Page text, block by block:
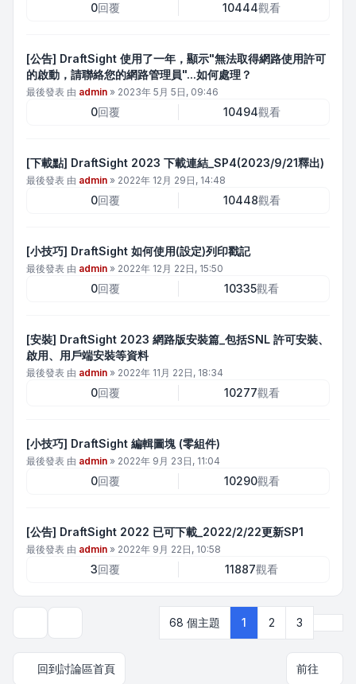
0回覆 10444觀看
[公告] DraftSight 使用了一年，顯示"無法取得網路使用許可
的啟動，請聯絡您的網路管理員"...如何處理？
最後發表 由 admin » 2023年 5月 5日, 09:46
0回覆 10494觀看
[下載點] DraftSight 2023 下載連結_SP4(2023/9/21釋出)
最後發表 由 admin » 2022年 12月 29日, 14:48
0回覆 10448觀看
[小技巧] DraftSight 如何使用(設定)列印戳記
最後發表 由 admin » 2022年 12月 22日, 15:50
0回覆 10335觀看
[安裝] DraftSight 2023 網路版安裝篇_包括SNL 許可安裝、
啟用、用戶端安裝等資料
最後發表 由 admin » 2022年 11月 22日, 18:34
0回覆 10277觀看
[小技巧] DraftSight 編輯圖塊 (零組件)
最後發表 由 admin » 2022年 9月 23日, 11:04
0回覆 10290觀看
[公告] DraftSight 2022 已可下載_2022/2/22更新SP1
最後發表 由 admin » 2022年 9月 22日, 10:58
3回覆 11887觀看
68 個主題 1 2 3
回到討論區首頁 前往